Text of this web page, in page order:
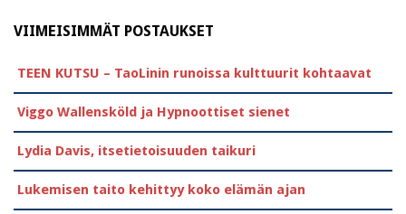
VIIMEISIMMÄT POSTAUKSET
TEEN KUTSU – TaoLinin runoissa kulttuurit kohtaavat
Viggo Wallensköld ja Hypnoottiset sienet
Lydia Davis, itsetietoisuuden taikuri
Lukemisen taito kehittyy koko elämän ajan